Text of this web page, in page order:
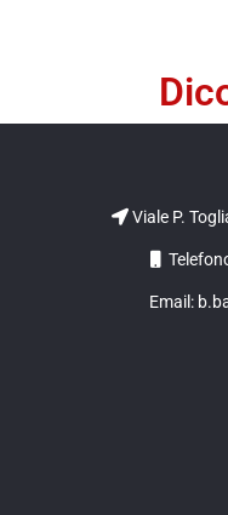
Viale P.
Email: